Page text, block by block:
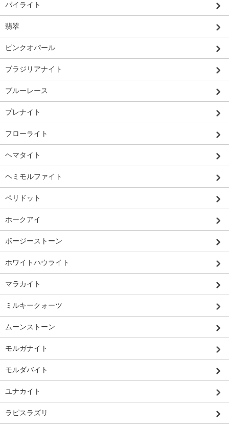
パイライト
翡翠
ピンクオパール
ブラジリアナイト
ブルーレース
プレナイト
フローライト
ヘマタイト
ヘミモルファイト
ペリドット
ホークアイ
ボージーストーン
ホワイトハウライト
マラカイト
ミルキークォーツ
ムーンストーン
モルガナイト
モルダバイト
ユナカイト
ラピスラズリ